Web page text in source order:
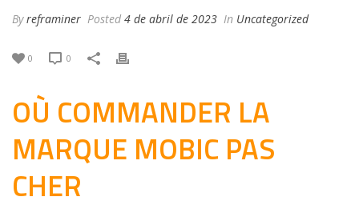
Byreframiner Posted 4 de abril de 2023 In Uncategorized
0 0
OÙ COMMANDER LA
MARQUE MOBIC PAS
CHER